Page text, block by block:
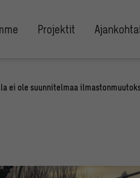
Projektit
ei ole suunnitelmaa